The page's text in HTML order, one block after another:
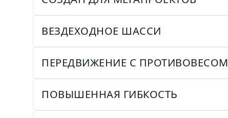
ВЕЗДЕХОДНОЕ ШАССИ
ПЕРЕДВИЖЕНИЕ С ПРОТИВОВЕСОМ
ПОВЫШЕННАЯ ГИБКОСТЬ